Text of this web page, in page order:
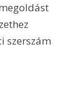
szerszám